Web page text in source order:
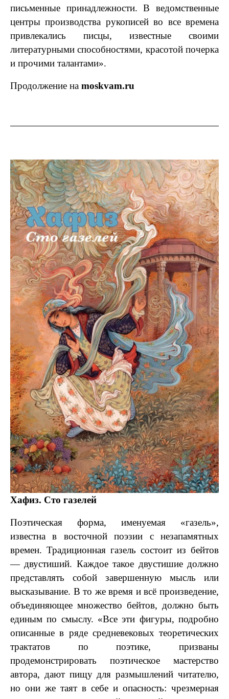
письменные принадлежности. В ведомственные
центры производства рукописей во все времена
привлекались писцы, известные своими
литературными способностями, красотой почерка
и прочими талантами».
Продолжение на moskvam.ru
Хафиз. Сто газелей
Поэтическая форма, именуемая «газель»,
известна в восточной поэзии с незапамятных
времен. Традиционная газель состоит из бейтов
— двустиший. Каждое такое двустишие должно
представлять собой завершенную мысль или
высказывание. В то же время и всё произведение,
объединяющее множество бейтов, должно быть
единым по смыслу. «Все эти фигуры, подробно
описанные в ряде средневековых теоретических
трактатов по поэтике, призваны
продемонстрировать поэтическое мастерство
автора, дают пищу для размышлений читателю,
но они же таят в себе и опасность: чрезмерная